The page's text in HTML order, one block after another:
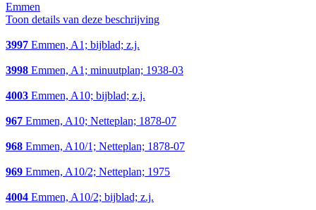
Emmen
Toon details van deze beschrijving
3997 Emmen, A1; bijblad; z.j.
3998 Emmen, A1; minuutplan; 1938-03
4003 Emmen, A10; bijblad; z.j.
967 Emmen, A10; Netteplan; 1878-07
968 Emmen, A10/1; Netteplan; 1878-07
969 Emmen, A10/2; Netteplan; 1975
4004 Emmen, A10/2; bijblad; z.j.